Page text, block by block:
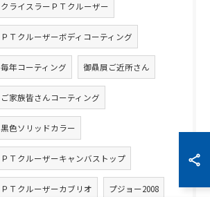
クライスラーＰＴクルーザー
ＰＴクルーザーボディコーティング
毎年コーティング 御贔屓ご近所さん
ご家族皆さんコーティング
黒色ソリッドカラー
ＰＴクルーザーキャンバストップ
ＰＴクルーザーカブリオ プジョー2008